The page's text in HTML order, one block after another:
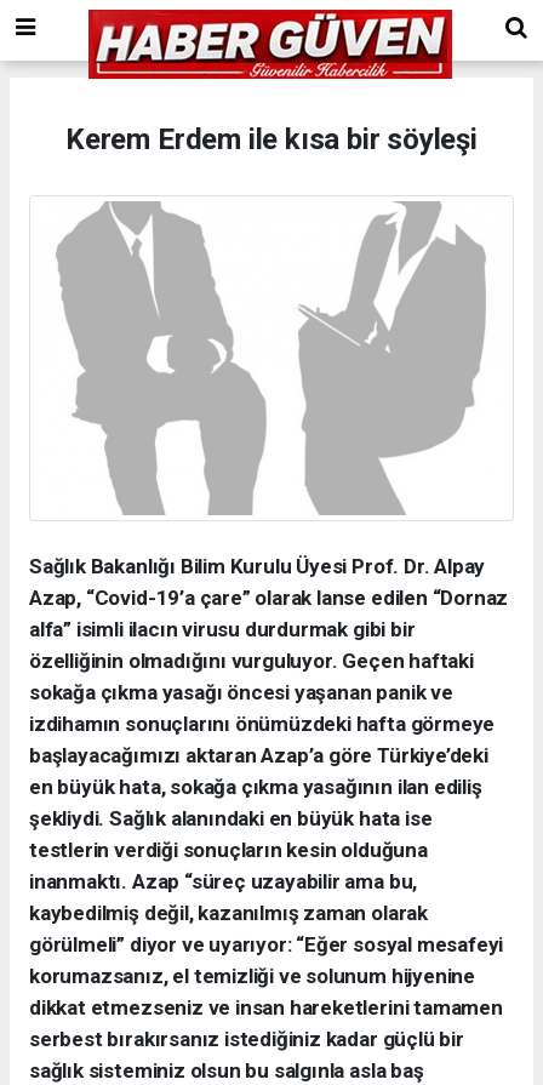
Kerem Erdem ile kısa bir söyleşi
Sağlık Bakanlığı Bilim Kurulu Üyesi Prof. Dr. Alpay
Azap, “Covid-19’a çare” olarak lanse edilen “Dornaz
alfa” isimli ilacın virusu durdurmak gibi bir
özelliğinin olmadığını vurguluyor. Geçen haftaki
sokağa çıkma yasağı öncesi yaşanan panik ve
izdihamın sonuçlarını önümüzdeki hafta görmeye
başlayacağımızı aktaran Azap’a göre Türkiye’deki
en büyük hata, sokağa çıkma yasağının ilan ediliş
şekliydi. Sağlık alanındaki en büyük hata ise
testlerin verdiği sonuçların kesin olduğuna
inanmaktı. Azap “süreç uzayabilir ama bu,
kaybedilmiş değil, kazanılmış zaman olarak
görülmeli” diyor ve uyarıyor: “Eğer sosyal mesafeyi
korumazsanız, el temizliği ve solunum hijyenine
dikkat etmezseniz ve insan hareketlerini tamamen
serbest bırakırsanız istediğiniz kadar güçlü bir
sağlık sisteminiz olsun bu salgınla asla baş